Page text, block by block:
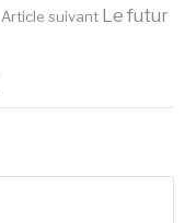
Article suivant Le futur